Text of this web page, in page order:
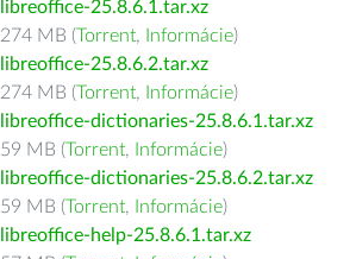
libreoffice-25.8.6.1.tar.xz
274 MB (Torrent, Informácie)
libreoffice-25.8.6.2.tar.xz
274 MB (Torrent, Informácie)
libreoffice-dictionaries-25.8.6.1.tar.xz
59 MB (Torrent, Informácie)
libreoffice-dictionaries-25.8.6.2.tar.xz
59 MB (Torrent, Informácie)
libreoffice-help-25.8.6.1.tar.xz